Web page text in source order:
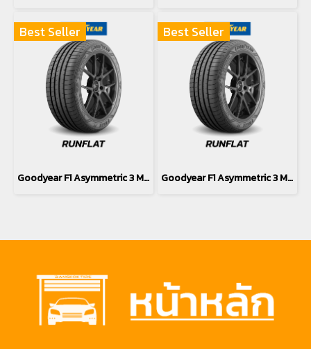
Best Seller
Goodyear F1 Asymmetric 3 MOE *Runflat 27540R18
Best Seller
Goodyear F1 Asymmetric 3 MOE *Runflat 245/45R18